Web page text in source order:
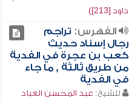
داود [213])
الفهرس: تراجم
رجال إسناد حديث
كعب بن عجرة في الفدية
من طريق ثالثة , ما جاء
في الفدية
للشيخ: عبد المحسن العباد